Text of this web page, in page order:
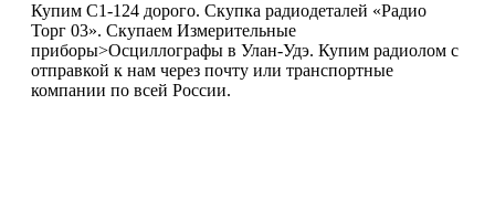
Купим C1-124 дорого. Скупка радиодеталей «Радио
Торг 03». Скупаем Измерительные
приборы>Осциллографы в Улан-Удэ. Купим радиолом с
отправкой к нам через почту или транспортные
компании по всей России.